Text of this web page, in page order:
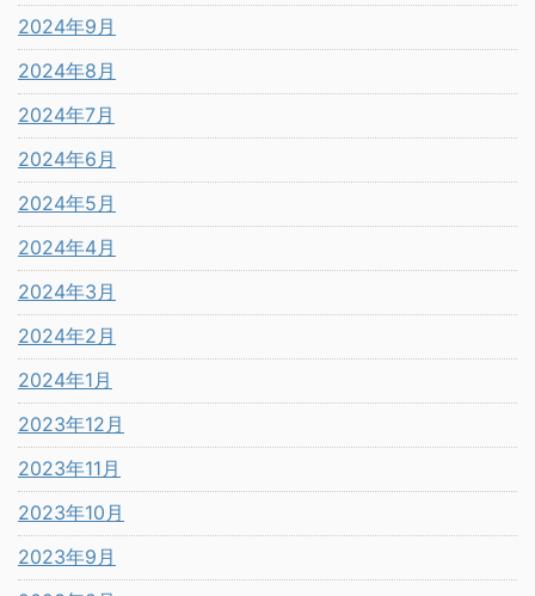
2024年9月
2024年8月
2024年7月
2024年6月
2024年5月
2024年4月
2024年3月
2024年2月
2024年1月
2023年12月
2023年11月
2023年10月
2023年9月